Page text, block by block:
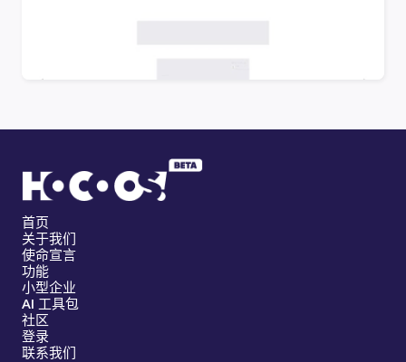
首页
关于我们
使命宣言
功能
小型企业
AI 工具包
社区
登录
联系我们